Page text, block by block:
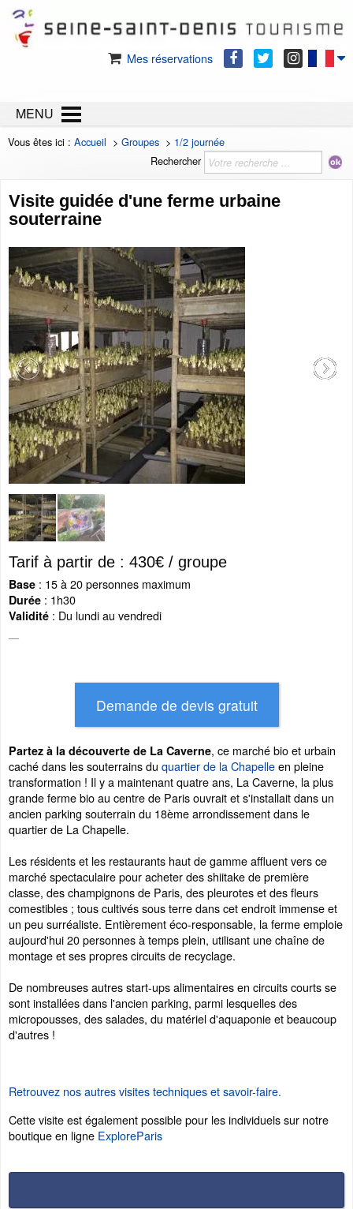
Mes réservations
MENU
Vous êtes ici : Accueil > Groupes > 1/2 journée
Rechercher
Visite guidée d'une ferme urbaine
souterraine
Tarif à partir de : 430€ / groupe
Base : 15 à 20 personnes maximum
Durée : 1h30
Validité : Du lundi au vendredi
Partez à la découverte de La Caverne, ce marché bio et urbain
caché dans les souterrains du quartier de la Chapelleen pleine
transformation ! Il y a maintenant quatre ans, La Caverne, la plus
grande ferme bio au centre de Paris ouvrait et s'installait dans un
ancien parking souterrain du 18ème arrondissement dans le
quartier de La Chapelle.
Les résidents et les restaurants haut de gamme affluent vers ce
marché spectaculaire pour acheter des shiitake de première
classe, des champignons de Paris, des pleurotes et des fleurs
comestibles ; tous cultivés sous terre dans cet endroit immense et
un peu surréaliste. Entièrement éco-responsable, la ferme emploie
aujourd'hui 20 personnes à temps plein, utilisant une chaîne de
montage et ses propres circuits de recyclage.
De nombreuses autres start-ups alimentaires en circuits courts se
sont installées dans l'ancien parking, parmi lesquelles des
micropousses, des salades, du matériel d'aquaponie et beaucoup
d'autres !
Retrouvez nos autres visites techniques et savoir-faire.
Cette visite est également possible pour les individuels sur notre
boutique en ligne ExploreParis